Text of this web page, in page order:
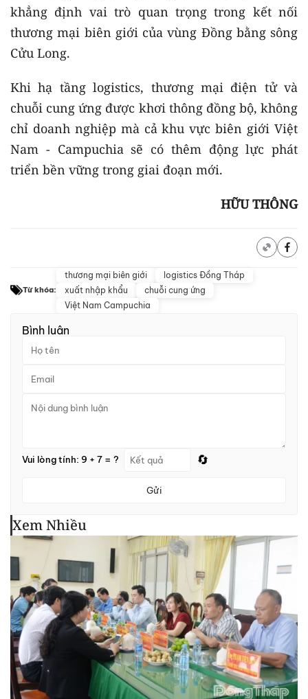
khẳng định vai trò quan trọng trong kết nối
thương mại biên giới của vùng Đồng bằng sông
Cửu Long.
Khi hạ tầng logistics, thương mại điện tử và
chuỗi cung ứng được khơi thông đồng bộ, không
chỉ doanh nghiệp mà cả khu vực biên giới Việt
Nam - Campuchia sẽ có thêm động lực phát
triển bền vững trong giai đoạn mới.
HỮU THÔNG
Từ khóa:
thương mại biên giới
logistics Đồng Tháp
xuất nhập khẩu
chuỗi cung ứng
Việt Nam Campuchia
Bình luận
Vui lòng tính: 9 + 7 = ? 🔄
Gửi
Xem Nhiều